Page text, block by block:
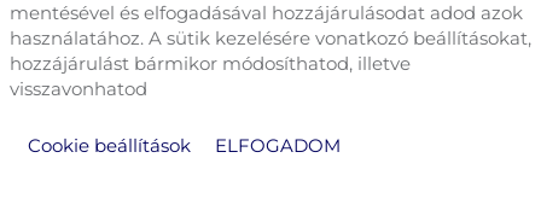
mentésével és elfogadásával hozzájárulásodat adod azok
használatához. A sütik kezelésére vonatkozó beállításokat,
hozzájárulást bármikor módosíthatod, illetve
visszavonhatod
Cookie beállítások ELFOGADOM